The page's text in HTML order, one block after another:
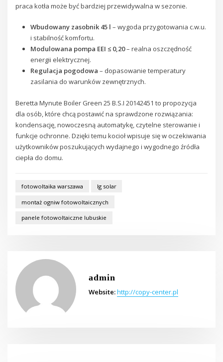
praca kotła może być bardziej przewidywalna w sezonie.
Wbudowany zasobnik 45 l – wygoda przygotowania c.w.u.
i stabilność komfortu.
Modulowana pompa EEI ≤ 0,20– realna oszczędność
energii elektrycznej.
Regulacja pogodowa – dopasowanie temperatury
zasilania do warunków zewnętrznych.
Beretta Mynute Boiler Green 25 B.S.I 20142451 to propozycja
dla osób, które chcą postawić na sprawdzone rozwiązania:
kondensację, nowoczesną automatykę, czytelne sterowanie i
funkcje ochronne. Dzięki temu kocioł wpisuje się w oczekiwania
użytkowników poszukujących wydajnego i wygodnego źródła
ciepła do domu.
fotowoltaika warszawa lg solar
montaż ogniw fotowoltaicznych
panele fotowoltaiczne lubuskie
admin
Website:http://copy-center.pl